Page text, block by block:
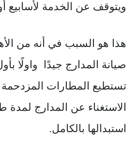
ويتوقف عن الخدمة لأسابيع
هذا هو السبب في أنه من
صيانة المدارج جيدًا واولًا
تستطيع المطارات المزدحمة
الاستغناء عن المدارج لمدة
استبدالها بالكامل.